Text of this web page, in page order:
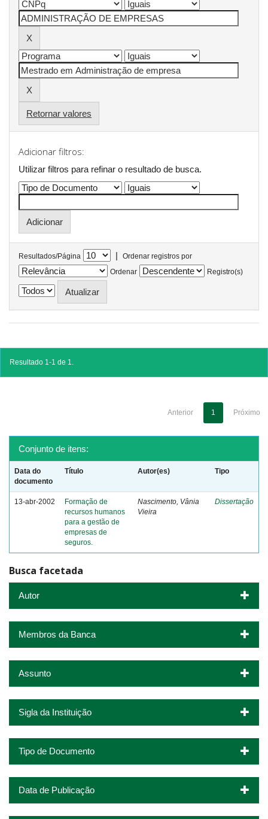
Retornar valores
Adicionar filtros:
Utilizar filtros para refinar o resultado de busca.
Resultados/Página |
Ordenar registros por
Ordenar
Registro(s)
Resultado 1-1 de 1.
Anterior 1 Próximo
Conjunto de itens:
Data do
documento
Título Autor(es) Tipo
13-abr-2002
Formação de
recursos humanos
para a gestão de
empresas de
seguros.
Nascimento, Vânia
Vieira
Dissertação
Busca facetada
Autor
Membros da Banca
Assunto
Sigla da Instituição
Tipo de Documento
Data de Publicação